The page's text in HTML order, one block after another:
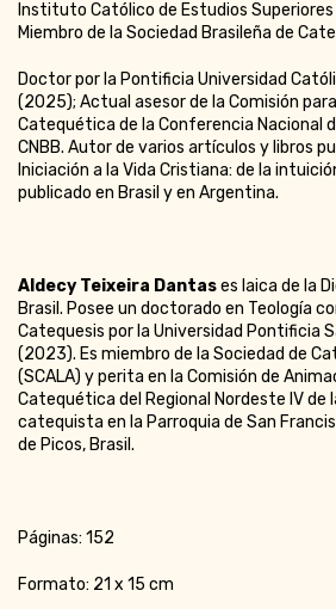
Instituto Católico de Estudios Superiores
Miembro de la Sociedad Brasileña de
Doctor por la Pontificia Universidad
(2025); Actual asesor de la Comisión
Catequética de la Conferencia Nacional
CNBB. Autor de varios artículos y libros
Iniciación a la Vida Cristiana: de la
publicado en Brasil y en Argentina.
Aldecy Teixeira Dantases laica de la
Brasil. Posee un doctorado en Teología
Catequesis por la Universidad Pontificia
(2023). Es miembro de la Sociedad de
(SCALA) y perita en la Comisión de
Catequética del Regional Nordeste IV de
catequista en la Parroquia de San
de Picos, Brasil.
Páginas: 152
Formato: 21 x 15 cm